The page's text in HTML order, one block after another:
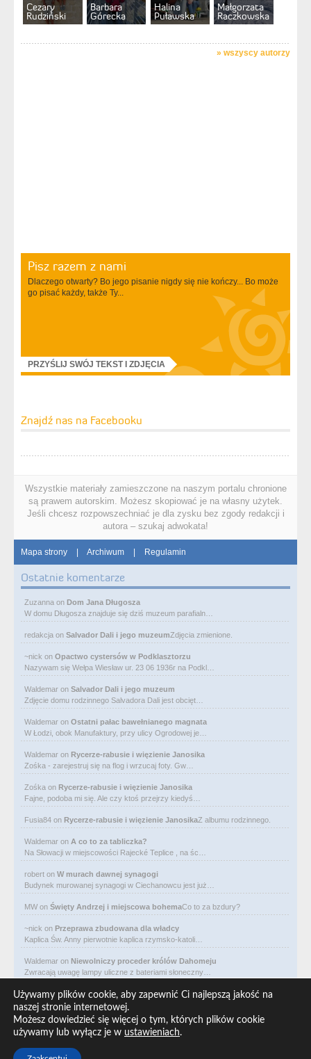
Cezary
Rudziński
Barbara
Górecka
Halina
Puławska
Małgorzata
Raczkowska
» wszyscy autorzy
Pisz razem z nami
Dlaczego otwarty? Bo jego pisanie nigdy się nie kończy... Bo może
go pisać każdy, także Ty...
PRZYŚLIJ SWÓJ TEKST I ZDJĘCIA
Znajdź nas na Facebooku
Wszystkie materiały zamieszczone na naszym portalu chronione
są prawem autorskim. Możesz skopiować je na własny użytek.
Jeśli chcesz rozpowszechniać je dla zysku bez zgody redakcji i
autora – szukaj adwokata!
Mapa strony | Archiwum | Regulamin
Ostatnie komentarze
Zuzanna on Dom Jana Długosza
W domu Długosza znajduje się dziś muzeum parafialn…
redakcja on Salvador Dali i jego muzeumZdjęcia zmienione.
~nick on Opactwo cystersów w Podklasztorzu
Nazywam się Wełpa Wiesław ur. 23 06 1936r na Podkl…
Waldemar on Salvador Dali i jego muzeum
Zdjęcie domu rodzinnego Salvadora Dali jest obcięt…
Waldemar on Ostatni pałac bawełnianego magnata
W Łodzi, obok Manufaktury, przy ulicy Ogrodowej je…
Waldemar on Rycerze-rabusie i więzienie Janosika
Zośka - zarejestruj się na flog i wrzucaj foty. Gw…
Zośka on Rycerze-rabusie i więzienie Janosika
Fajne, podoba mi się. Ale czy ktoś przejrzy kiedyś…
Fusia84 on Rycerze-rabusie i więzienie JanosikaZ albumu rodzinnego.
Waldemar on A co to za tabliczka?
Na Słowacji w miejscowości Rajecké Teplice , na śc…
robert on W murach dawnej synagogi
Budynek murowanej synagogi w Ciechanowcu jest już…
MW on Święty Andrzej i miejscowa bohemaCo to za bzdury?
~nick on Przeprawa zbudowana dla władcy
Kaplica Św. Anny pierwotnie kaplica rzymsko-katoli…
Waldemar on Niewolniczy proceder królów Dahomeju
Zwracają uwagę lampy uliczne z bateriami słoneczny…
Waldemar on Adam Asnyk. Poeta z mojego miasta
CIEKAWOSTKA że pod banderą Malty pływa statek m/v…
Waldemar on
Historia na Wawelskim Wzgórzu
Michał Bogoria Skotnicki (1775–1808). Portret Mich…
Używamy plików cookie, aby zapewnić Ci najlepszą jakość na
naszej stronie internetowej.
Możesz dowiedzieć się więcej o tym, których plików cookie
używamy lub wyłącz je w ustawieniach.